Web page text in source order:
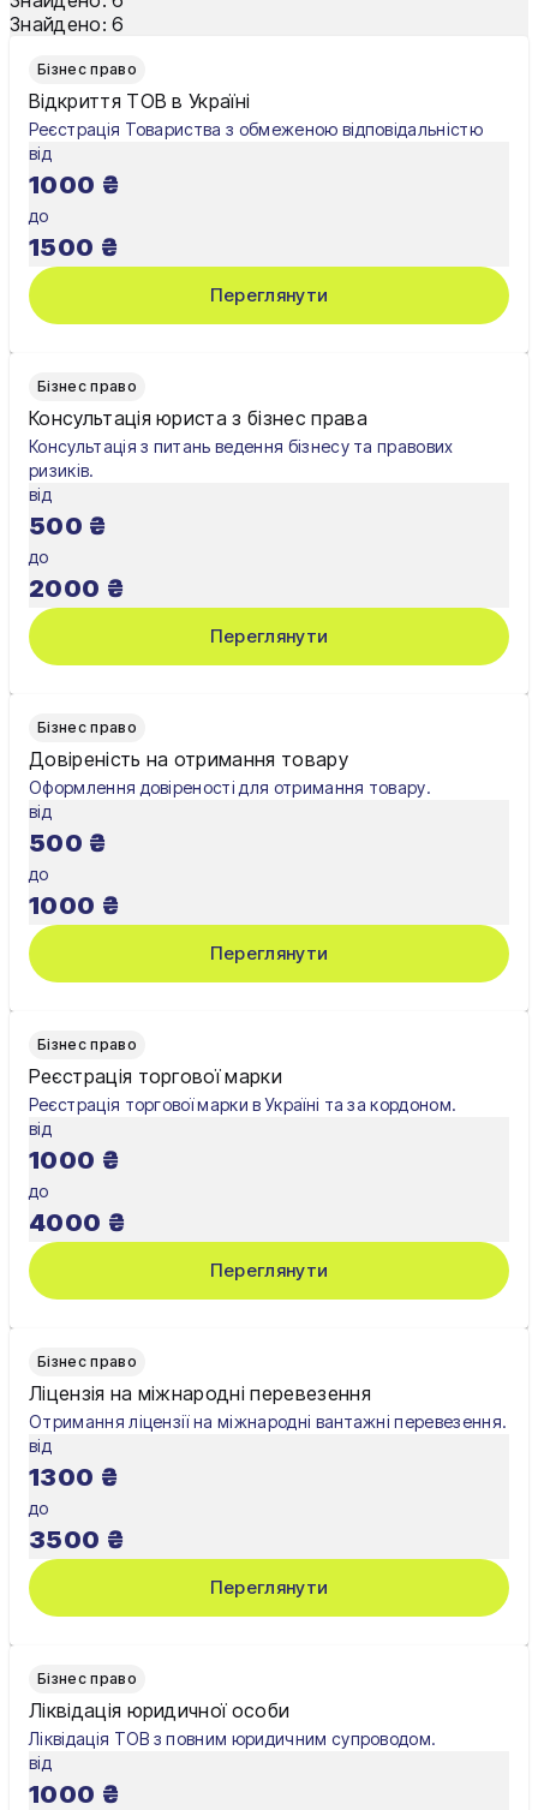
Одеса
Павлоград
Полтава
Тернопіль
Ужгород
Умань
Харків
Херсон
Чернівці
Чернігів
Шостка
Житомир
Львів
Знайдено: 6
Бізнес право
Відкриття ТОВ в Україні
Реєстрація Товариства з обмеженою відповідальністю
від
1000 ₴
до
1500 ₴
Переглянути
Бізнес право
Консультація юриста з бізнес права
Консультація з питань ведення бізнесу та правових
ризиків.
від
500 ₴
до
2000 ₴
Переглянути
Бізнес право
Довіреність на отримання товару
Оформлення довіреності для отримання товару.
від
500 ₴
до
1000 ₴
Переглянути
Бізнес право
Реєстрація торгової марки
Реєстрація торгової марки в Україні та за кордоном.
від
1000 ₴
до
4000 ₴
Переглянути
Бізнес право
Ліцензія на міжнародні перевезення
Отримання ліцензії на міжнародні вантажні перевезення.
від
1300 ₴
до
3500 ₴
Переглянути
Бізнес право
Ліквідація юридичної особи
Ліквідація ТОВ з повним юридичним супроводом.
від
1000 ₴